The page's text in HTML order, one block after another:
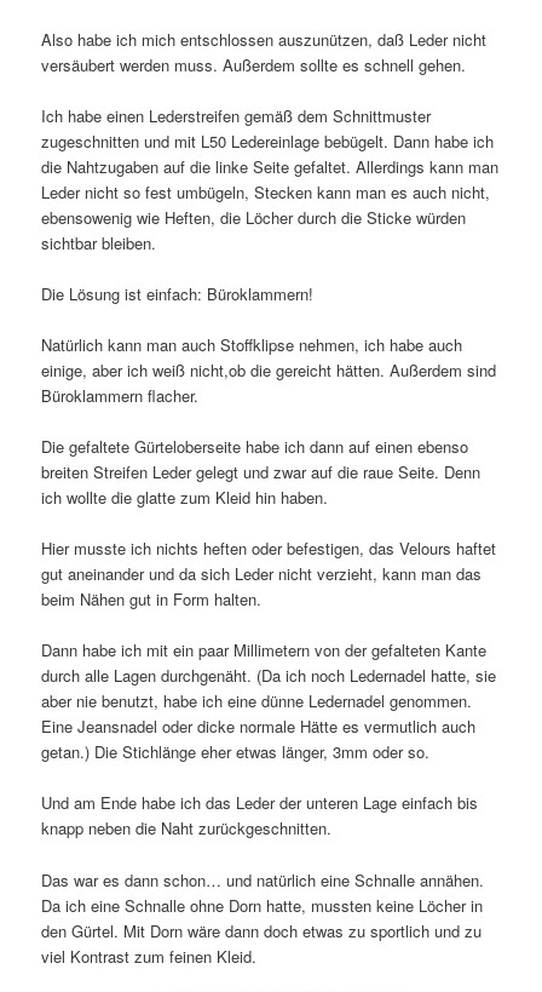
Also habe ich mich entschlossen auszunützen, daß Leder nicht
versäubert werden muss. Außerdem sollte es schnell gehen.
Ich habe einen Lederstreifen gemäß dem Schnittmuster
zugeschnitten und mit L50 Ledereinlage bebügelt. Dann habe ich
die Nahtzugaben auf die linke Seite gefaltet. Allerdings kann man
Leder nicht so fest umbügeln, Stecken kann man es auch nicht,
ebensowenig wie Heften, die Löcher durch die Sticke würden
sichtbar bleiben.
Die Lösung ist einfach: Büroklammern!
Natürlich kann man auch Stoffklipse nehmen, ich habe auch
einige, aber ich weiß nicht,ob die gereicht hätten. Außerdem sind
Büroklammern flacher.
Die gefaltete Gürteloberseite habe ich dann auf einen ebenso
breiten Streifen Leder gelegt und zwar auf die raue Seite. Denn
ich wollte die glatte zum Kleid hin haben.
Hier musste ich nichts heften oder befestigen, das Velours haftet
gut aneinander und da sich Leder nicht verzieht, kann man das
beim Nähen gut in Form halten.
Dann habe ich mit ein paar Millimetern von der gefalteten Kante
durch alle Lagen durchgenäht. (Da ich noch Ledernadel hatte, sie
aber nie benutzt, habe ich eine dünne Ledernadel genommen.
Eine Jeansnadel oder dicke normale Hätte es vermutlich auch
getan.) Die Stichlänge eher etwas länger, 3mm oder so.
Und am Ende habe ich das Leder der unteren Lage einfach bis
knapp neben die Naht zurückgeschnitten.
Das war es dann schon… und natürlich eine Schnalle annähen.
Da ich eine Schnalle ohne Dorn hatte, mussten keine Löcher in
den Gürtel. Mit Dorn wäre dann doch etwas zu sportlich und zu
viel Kontrast zum feinen Kleid.